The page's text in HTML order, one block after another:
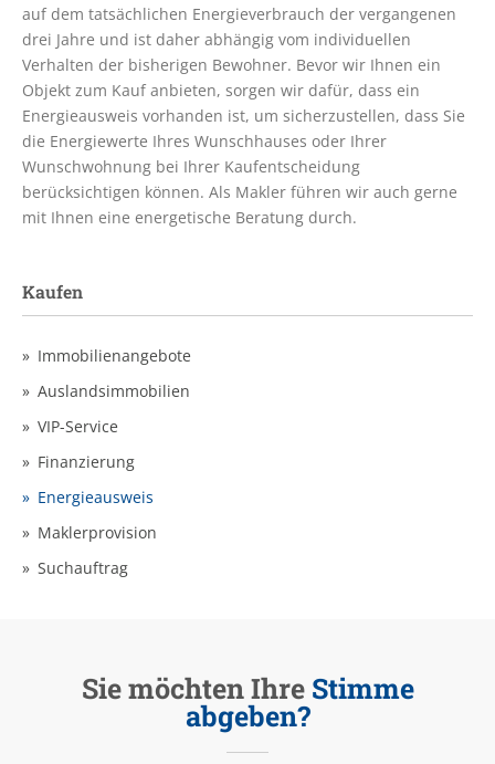
Kaufen
Immobilienangebote
Auslandsimmobilien
VIP-Service
Finanzierung
Energieausweis
Maklerprovision
Suchauftrag
auf dem tatsächlichen Energieverbrauch der vergangenen
drei Jahre und ist daher abhängig vom individuellen
Verhalten der bisherigen Bewohner. Bevor wir Ihnen ein
Objekt zum Kauf anbieten, sorgen wir dafür, dass ein
Energieausweis vorhanden ist, um sicherzustellen, dass Sie
die Energiewerte Ihres Wunschhauses oder Ihrer
Wunschwohnung bei Ihrer Kaufentscheidung
berücksichtigen können. Als Makler führen wir auch gerne
mit Ihnen eine energetische Beratung durch.
Sie möchten Ihre Stimme
abgeben?